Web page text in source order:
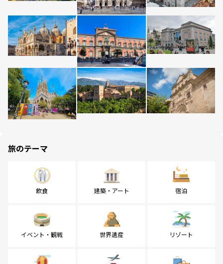
旅のテーマ
飲食 建築・アート 宿泊
イベント・観戦 世界遺産 リゾート